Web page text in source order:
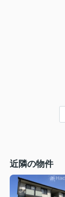
近隣の物件